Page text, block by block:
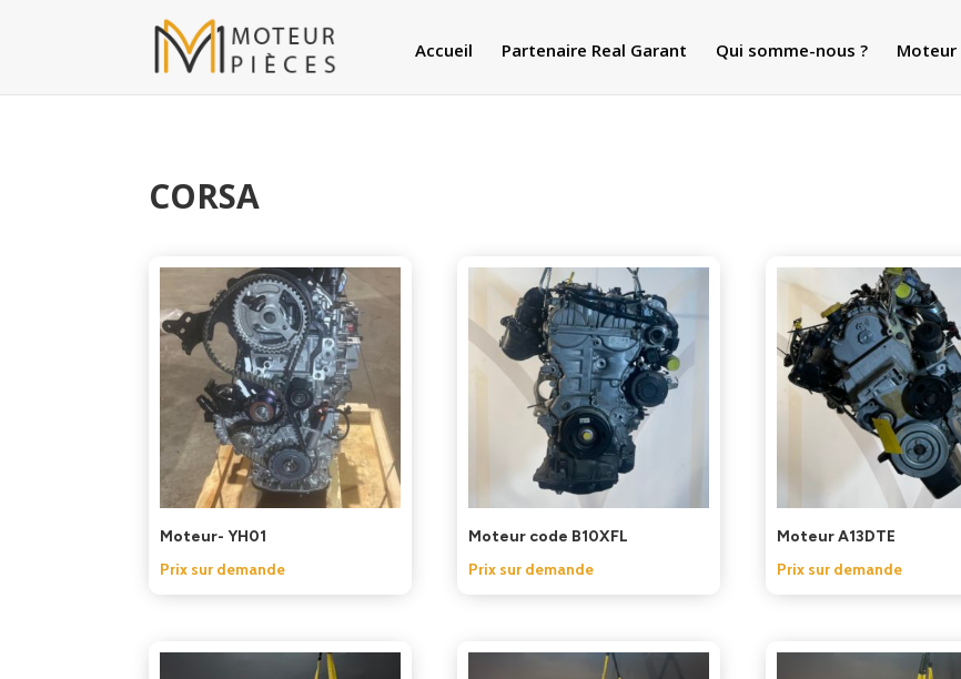
Accueil Partenaire Real Garant Qui somme-nous ? Moteur
CORSA
Moteur- YH01
Prix sur demande
Moteur code B10XFL
Prix sur demande
Moteur A13DTE
Prix sur demande